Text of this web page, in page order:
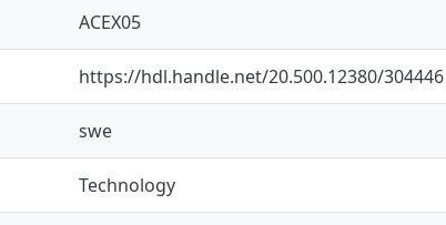
ACEX05
https://hdl.handle.net/20.500.12380/304446
swe
Technology